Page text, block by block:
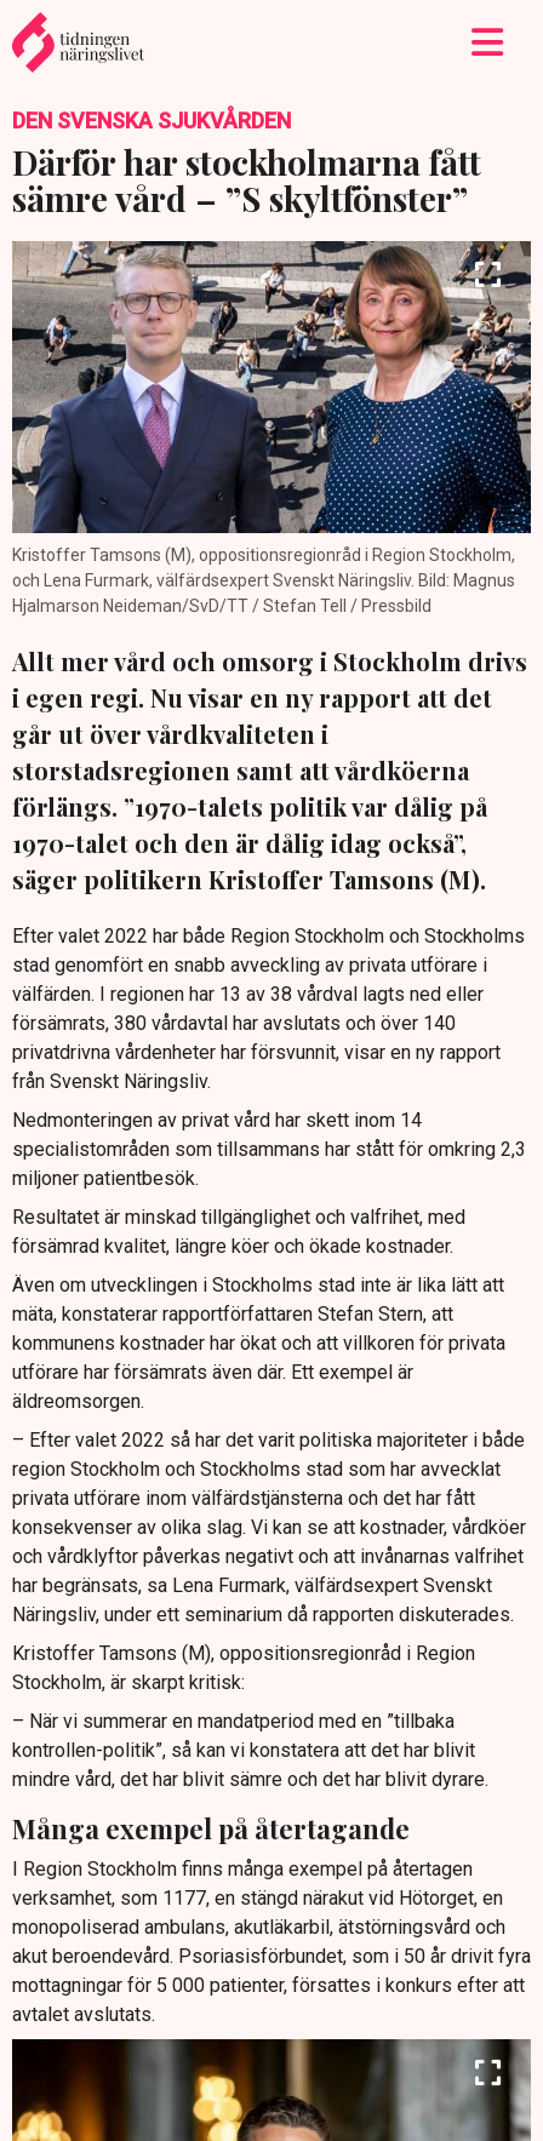
DEN SVENSKA SJUKVÅRDEN
Därför har stockholmarna fått
sämre vård – ”S skyltfönster”
Kristoffer Tamsons (M), oppositionsregionråd i Region Stockholm,
och Lena Furmark, välfärdsexpert Svenskt Näringsliv. Bild: Magnus
Hjalmarson Neideman/SvD/TT / Stefan Tell / Pressbild
Allt mer vård och omsorg i Stockholm drivs
i egen regi. Nu visar en ny rapport att det
går ut över vårdkvaliteten i
storstadsregionen samt att vårdköerna
förlängs. ”1970-talets politik var dålig på
1970-talet och den är dålig idag också”,
säger politikern Kristoffer Tamsons (M).
Efter valet 2022 har både Region Stockholm och Stockholms
stad genomfört en snabb avveckling av privata utförare i
välfärden. I regionen har 13 av 38 vårdval lagts ned eller
försämrats, 380 vårdavtal har avslutats och över 140
privatdrivna vårdenheter har försvunnit, visar en ny rapport
från Svenskt Näringsliv.
Nedmonteringen av privat vård har skett inom 14
specialistområden som tillsammans har stått för omkring 2,3
miljoner patientbesök.
Resultatet är minskad tillgänglighet och valfrihet, med
försämrad kvalitet, längre köer och ökade kostnader.
Även om utvecklingen i Stockholms stad inte är lika lätt att
mäta, konstaterar rapportförfattaren Stefan Stern, att
kommunens kostnader har ökat och att villkoren för privata
utförare har försämrats även där. Ett exempel är
äldreomsorgen.
– Efter valet 2022 så har det varit politiska majoriteter i både
region Stockholm och Stockholms stad som har avvecklat
privata utförare inom välfärdstjänsterna och det har fått
konsekvenser av olika slag. Vi kan se att kostnader, vårdköer
och vårdklyftor påverkas negativt och att invånarnas valfrihet
har begränsats, sa Lena Furmark, välfärdsexpert Svenskt
Näringsliv, under ett seminarium då rapporten diskuterades.
Kristoffer Tamsons (M), oppositionsregionråd i Region
Stockholm, är skarpt kritisk:
– När vi summerar en mandatperiod med en ”tillbaka
kontrollen-politik”, så kan vi konstatera att det har blivit
mindre vård, det har blivit sämre och det har blivit dyrare.
Många exempel på återtagande
I Region Stockholm finns många exempel på återtagen
verksamhet, som 1177, en stängd närakut vid Hötorget, en
monopoliserad ambulans, akutläkarbil, ätstörningsvård och
akut beroendevård. Psoriasisförbundet, som i 50 år drivit fyra
mottagningar för 5 000 patienter, försattes i konkurs efter att
avtalet avslutats.